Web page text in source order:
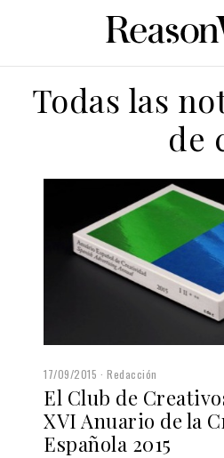
Todas las
de
17/09/2015 Redacción
El Club de
XVI Anuario de la
Española 2015